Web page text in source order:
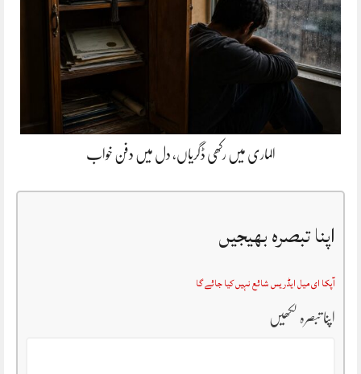
الماری میں رکھی ڈگریاں، دل میں دفن خواب
اپنا تبصرہ بھیجیں
آپکا ای میل ایڈریس شائع نہیں کیا جائے گا
اپنا تبصرہ لکھیں